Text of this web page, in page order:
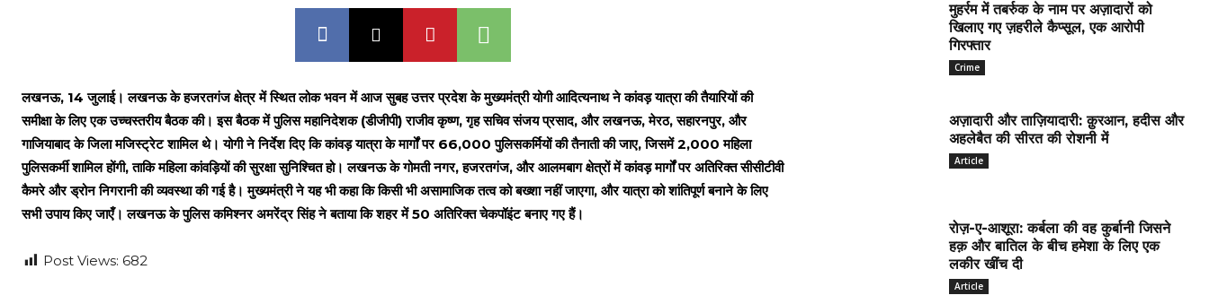
लखनऊ, 14 जुलाई। लखनऊ के हजरतगंज क्षेत्र में स्थित लोक भवन में आज सुबह उत्तर प्रदेश के मुख्यमंत्री योगी आदित्यनाथ ने कांवड़ यात्रा की तैयारियों की
समीक्षा के लिए एक उच्चस्तरीय बैठक की। इस बैठक में पुलिस महानिदेशक (डीजीपी) राजीव कृष्ण, गृह सचिव संजय प्रसाद, और लखनऊ, मेरठ, सहारनपुर, और
गाजियाबाद के जिला मजिस्ट्रेट शामिल थे। योगी ने निर्देश दिए कि कांवड़ यात्रा के मार्गों पर 66,000 पुलिसकर्मियों की तैनाती की जाए, जिसमें 2,000 महिला
पुलिसकर्मी शामिल होंगी, ताकि महिला कांवड़ियों की सुरक्षा सुनिश्चित हो। लखनऊ के गोमती नगर, हजरतगंज, और आलमबाग क्षेत्रों में कांवड़ मार्गों पर अतिरिक्त सीसीटीवी
कैमरे और ड्रोन निगरानी की व्यवस्था की गई है। मुख्यमंत्री ने यह भी कहा कि किसी भी असामाजिक तत्व को बख्शा नहीं जाएगा, और यात्रा को शांतिपूर्ण बनाने के लिए
सभी उपाय किए जाएँ। लखनऊ के पुलिस कमिश्नर अमरेंद्र सिंह ने बताया कि शहर में 50 अतिरिक्त चेकपॉइंट बनाए गए हैं।
Post Views: 682
मुहर्रम में तबर्रुक के नाम पर अज़ादारों को
खिलाए गए ज़हरीले कैप्सूल, एक आरोपी
गिरफ्तार
Crime
अज़ादारी और ताज़ियादारी: क़ुरआन, हदीस और
अहलेबैत की सीरत की रोशनी में
Article
रोज़-ए-आशूरा: कर्बला की वह कुर्बानी जिसने
हक़ और बातिल के बीच हमेशा के लिए एक
लकीर खींच दी
Article